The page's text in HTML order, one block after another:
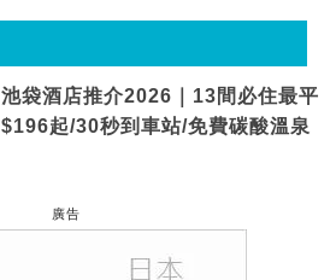
池袋酒店推介2026｜13間必住最平
$196起/30秒到車站/免費碳酸溫泉
廣告